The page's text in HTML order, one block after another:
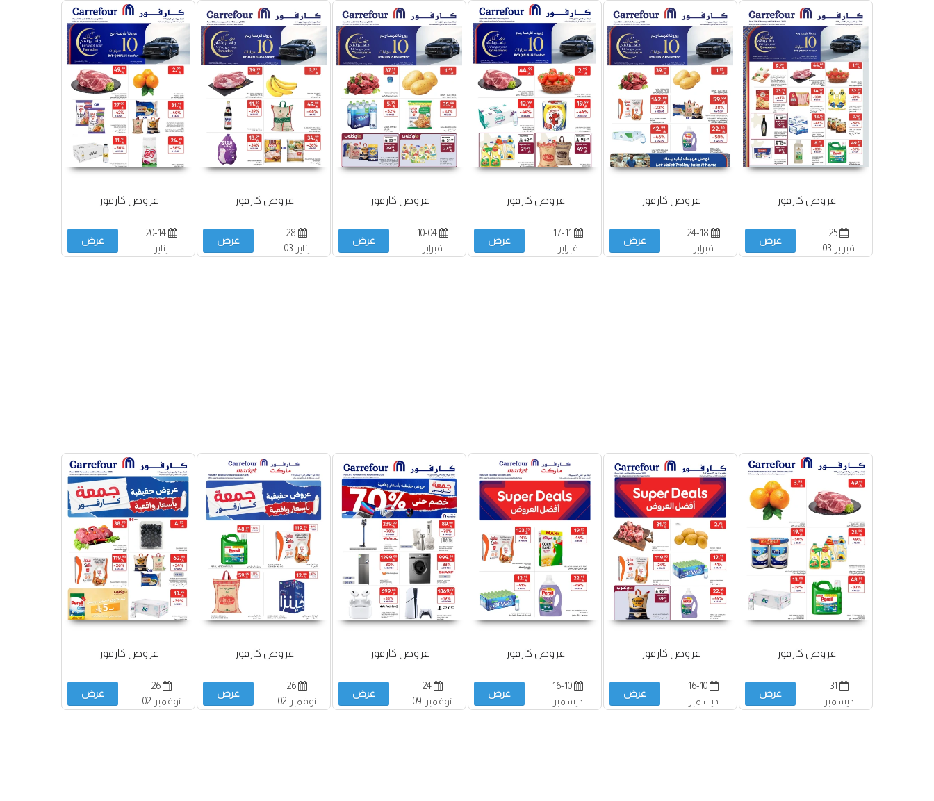
عروض كارفور
25
فبراير-03
عرض
عروض كارفور
24-18
فبراير
عرض
عروض كارفور
17-11
فبراير
عرض
عروض كارفور
10-04
فبراير
عرض
عروض كارفور
28
يناير-03
عرض
عروض كارفور
20-14
يناير
عرض
عروض كارفور
31
ديسمبر
عرض
عروض كارفور
16-10
ديسمبر
عرض
عروض كارفور
16-10
ديسمبر
عرض
عروض كارفور
24
نوفمبر-09
عرض
عروض كارفور
26
نوفمبر-02
عرض
عروض كارفور
26
نوفمبر-02
عرض